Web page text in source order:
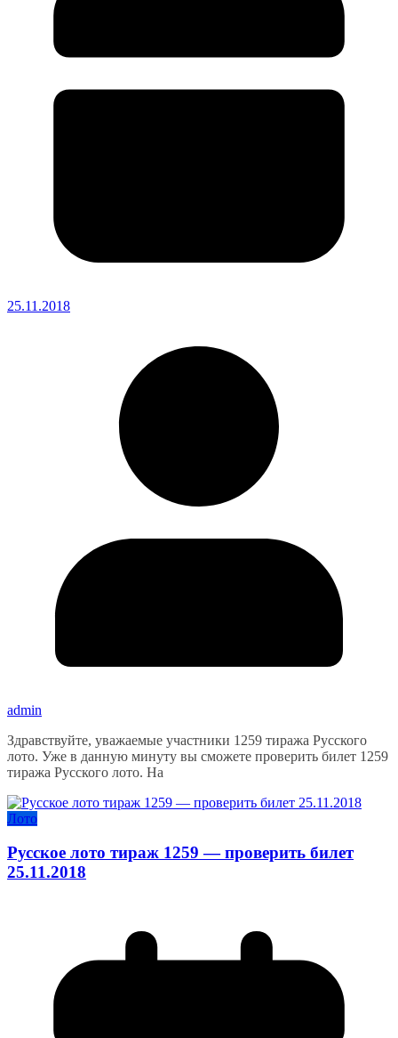
25.11.2018
admin
Здравствуйте, уважаемые участники 1259 тиража Русского
лото. Уже в данную минуту вы сможете проверить билет 1259
тиража Русского лото. На
Лото
Русское лото тираж 1259 — проверить билет
25.11.2018